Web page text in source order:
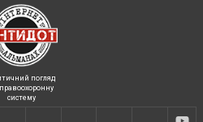
погляд
систему